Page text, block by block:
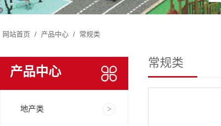
网站首页 / 产品中心 / 常规类
产品中心
地产类
常规类